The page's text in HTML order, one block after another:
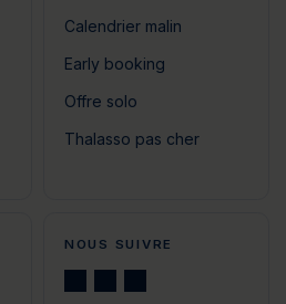
Calendrier malin
Early booking
Offre solo
Thalasso pas cher
NOUS SUIVRE